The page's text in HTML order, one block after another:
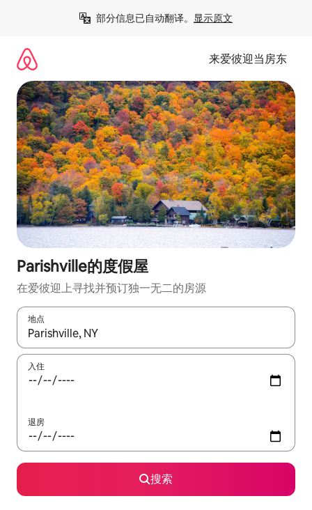
部分信息已自动翻译。 显示原文
来爱彼迎当房东
Parishville的度假屋
在爱彼迎上寻找并预订独一无二的房源
地点
如有搜索结果，请使用上下方向键查看，或通过点击或滑动手势
入住
退房
搜索